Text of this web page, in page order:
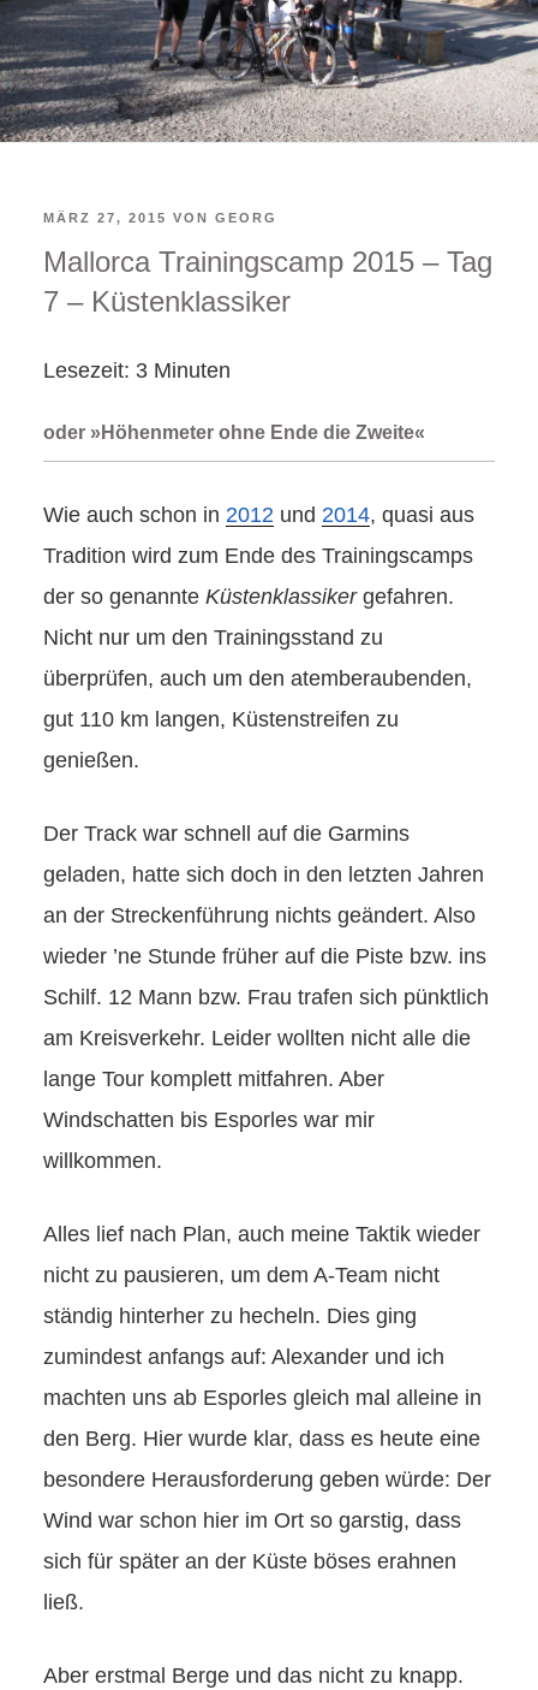
VERÖFFENTLICHT
AM
MÄRZ 27, 2015 VON GEORG
Mallorca Trainingscamp 2015 – Tag
7 – Küstenklassiker
Lesezeit: 3 Minuten
oder »Höhenmeter ohne Ende die Zweite«
Wie auch schon in 2012 und 2014, quasi aus
Tradition wird zum Ende des Trainingscamps
der so genannte Küstenklassikergefahren.
Nicht nur um den Trainingsstand zu
überprüfen, auch um den atemberaubenden,
gut 110 km langen, Küstenstreifen zu
genießen.
Der Track war schnell auf die Garmins
geladen, hatte sich doch in den letzten Jahren
an der Streckenführung nichts geändert. Also
wieder ’ne Stunde früher auf die Piste bzw. ins
Schilf. 12 Mann bzw. Frau trafen sich pünktlich
am Kreisverkehr. Leider wollten nicht alle die
lange Tour komplett mitfahren. Aber
Windschatten bis Esporles war mir
willkommen.
Alles lief nach Plan, auch meine Taktik wieder
nicht zu pausieren, um dem A-Team nicht
ständig hinterher zu hecheln. Dies ging
zumindest anfangs auf: Alexander und ich
machten uns ab Esporles gleich mal alleine in
den Berg. Hier wurde klar, dass es heute eine
besondere Herausforderung geben würde: Der
Wind war schon hier im Ort so garstig, dass
sich für später an der Küste böses erahnen
ließ.
Aber erstmal Berge und das nicht zu knapp.